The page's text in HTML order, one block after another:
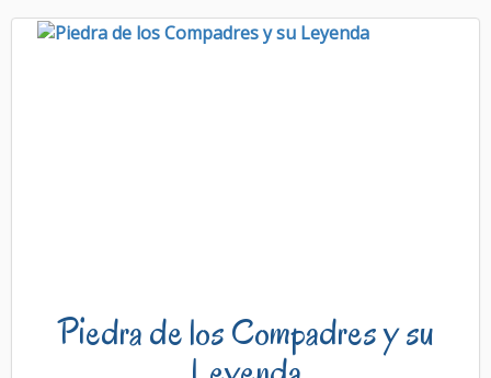
Piedra de los Compadres y su